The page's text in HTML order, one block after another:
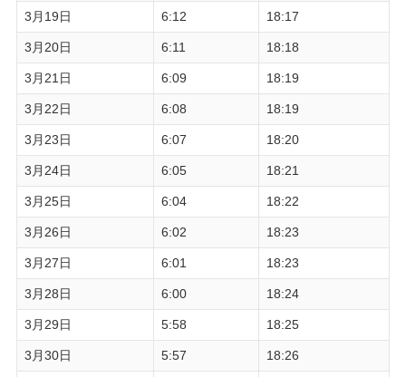
3月19日 6:12 18:17
3月20日 6:11 18:18
3月21日 6:09 18:19
3月22日 6:08 18:19
3月23日 6:07 18:20
3月24日 6:05 18:21
3月25日 6:04 18:22
3月26日 6:02 18:23
3月27日 6:01 18:23
3月28日 6:00 18:24
3月29日 5:58 18:25
3月30日 5:57 18:26